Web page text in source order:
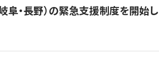
阜・長野）の緊急支援制度を開始